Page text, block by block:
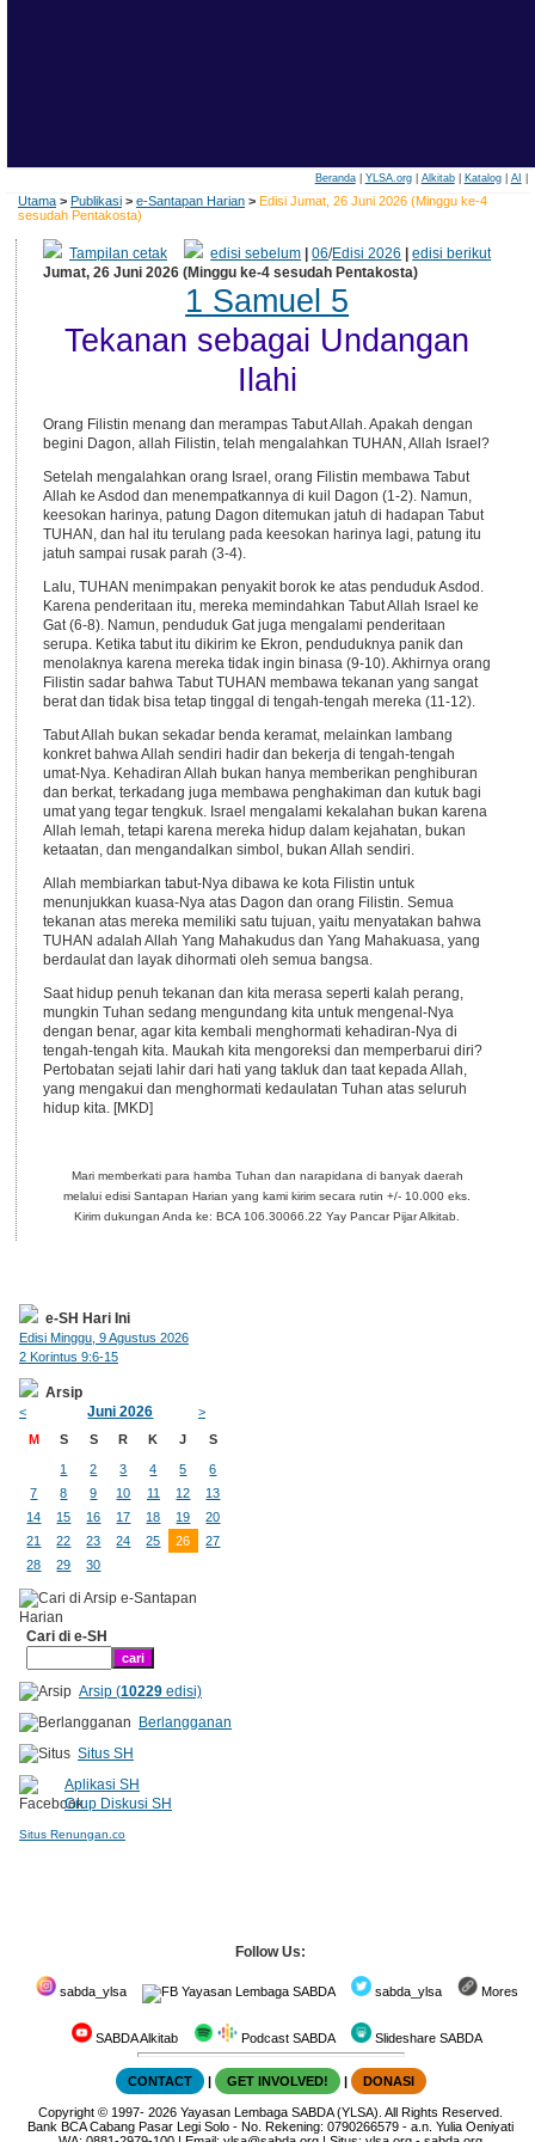
Beranda| YLSA.org| Alkitab| Katalog| AI
Utama > Publikasi > e-Santapan Harian > Edisi Jumat, 26 Juni 2026 (Minggu ke-4
sesudah Pentakosta)
Tampilan cetak edisi sebelum |06/Edisi 2026 |edisi berikut
Jumat, 26 Juni 2026 (Minggu ke-4 sesudah Pentakosta)
1 Samuel 5
Tekanan sebagai Undangan
Ilahi
Orang Filistin menang dan merampas Tabut Allah. Apakah dengan
begini Dagon, allah Filistin, telah mengalahkan TUHAN, Allah Israel?
Setelah mengalahkan orang Israel, orang Filistin membawa Tabut
Allah ke Asdod dan menempatkannya di kuil Dagon (1-2). Namun,
keesokan harinya, patung Dagon ditemukan jatuh di hadapan Tabut
TUHAN, dan hal itu terulang pada keesokan harinya lagi, patung itu
jatuh sampai rusak parah (3-4).
Lalu, TUHAN menimpakan penyakit borok ke atas penduduk Asdod.
Karena penderitaan itu, mereka memindahkan Tabut Allah Israel ke
Gat (6-8). Namun, penduduk Gat juga mengalami penderitaan
serupa. Ketika tabut itu dikirim ke Ekron, penduduknya panik dan
menolaknya karena mereka tidak ingin binasa (9-10). Akhirnya orang
Filistin sadar bahwa Tabut TUHAN membawa tekanan yang sangat
berat dan tidak bisa tetap tinggal di tengah-tengah mereka (11-12).
Tabut Allah bukan sekadar benda keramat, melainkan lambang
konkret bahwa Allah sendiri hadir dan bekerja di tengah-tengah
umat-Nya. Kehadiran Allah bukan hanya memberikan penghiburan
dan berkat, terkadang juga membawa penghakiman dan kutuk bagi
umat yang tegar tengkuk. Israel mengalami kekalahan bukan karena
Allah lemah, tetapi karena mereka hidup dalam kejahatan, bukan
ketaatan, dan mengandalkan simbol, bukan Allah sendiri.
Allah membiarkan tabut-Nya dibawa ke kota Filistin untuk
menunjukkan kuasa-Nya atas Dagon dan orang Filistin. Semua
tekanan atas mereka memiliki satu tujuan, yaitu menyatakan bahwa
TUHAN adalah Allah Yang Mahakudus dan Yang Mahakuasa, yang
berdaulat dan layak dihormati oleh semua bangsa.
Saat hidup penuh tekanan dan kita merasa seperti kalah perang,
mungkin Tuhan sedang mengundang kita untuk mengenal-Nya
dengan benar, agar kita kembali menghormati kehadiran-Nya di
tengah-tengah kita. Maukah kita mengoreksi dan memperbarui diri?
Pertobatan sejati lahir dari hati yang takluk dan taat kepada Allah,
yang mengakui dan menghormati kedaulatan Tuhan atas seluruh
hidup kita. [MKD]
Mari memberkati para hamba Tuhan dan narapidana di banyak daerah
melalui edisi Santapan Harian yang kami kirim secara rutin +/- 10.000 eks.
Kirim dukungan Anda ke: BCA 106.30066.22 Yay Pancar Pijar Alkitab.
e-SH Hari Ini
Edisi Minggu, 9 Agustus 2026
2 Korintus 9:6-15
Arsip
< Juni 2026
>
M
S S R K J S
1 2 3 4 5
6
7
8 9 10 11 12
13
14
15 16 17 18 19
20
21
22 23 24 25 26
27
28
29 30
Cari di e-SH
Arsip (10229edisi)
Berlangganan
Situs SH
Aplikasi SH
Grup Diskusi SH
Situs Renungan.co
Follow Us:
sabda_ylsa Yayasan Lembaga SABDA sabda_ylsa Mores
SABDA Alkitab Podcast SABDA Slideshare SABDA
CONTACT | GET INVOLVED! | DONASI
Copyright © 1997-2026Yayasan Lembaga SABDA (YLSA). All Rights Reserved.
Bank BCA Cabang Pasar Legi Solo - No. Rekening: 0790266579 - a.n. Yulia Oeniyati